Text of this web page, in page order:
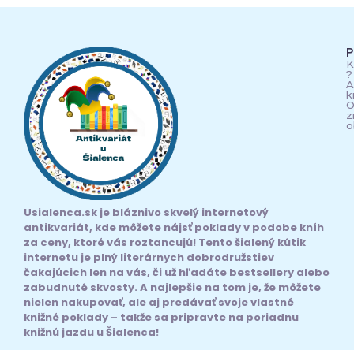
Usialenca.sk je bláznivo skvelý internetový
antikvariát, kde môžete nájsť poklady v podobe kníh
za ceny, ktoré vás roztancujú! Tento šialený kútik
internetu je plný literárnych dobrodružstiev
čakajúcich len na vás, či už hľadáte bestsellery alebo
zabudnuté skvosty. A najlepšie na tom je, že môžete
nielen nakupovať, ale aj predávať svoje vlastné
knižné poklady – takže sa pripravte na poriadnu
knižnú jazdu u Šialenca!
?